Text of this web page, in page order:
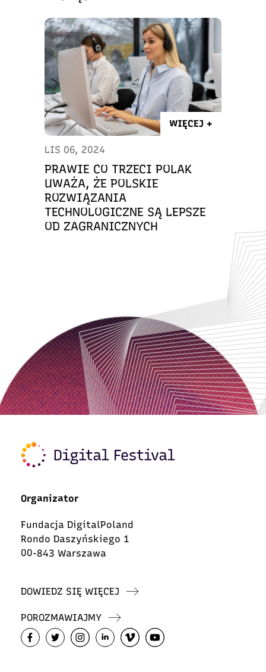
WIĘCEJ +
LIS 06, 2024
PRAWIE CO TRZECI POLAK
UWAŻA, ŻE POLSKIE
ROZWIĄZANIA
TECHNOLOGICZNE SĄ LEPSZE
OD ZAGRANICZNYCH
Organizator
Fundacja DigitalPoland
Rondo Daszyńskiego 1
00-843 Warszawa
DOWIEDZ SIĘ WIĘCEJ
POROZMAWIAJMY